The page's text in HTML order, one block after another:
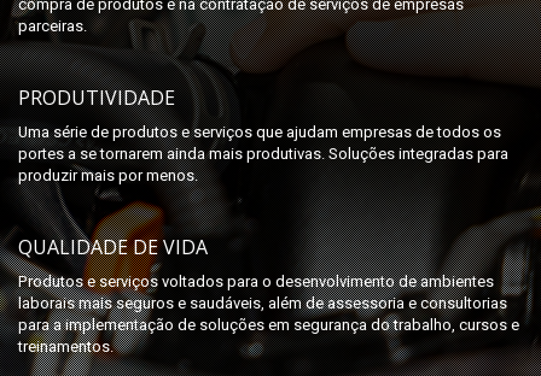
parceiras.
PRODUTIVIDADE
Uma série de produtos e serviços que ajudam empresas de todos os
portes a se tornarem ainda mais produtivas. Soluções integradas para
produzir mais por menos.
QUALIDADE DE VIDA
Produtos e serviços voltados para o desenvolvimento de ambientes
laborais mais seguros e saudáveis, além de assessoria e consultorias
para a implementação de soluções em segurança do trabalho, cursos e
treinamentos.